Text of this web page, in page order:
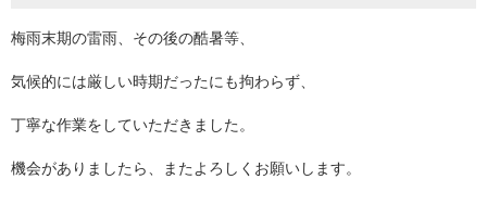
梅雨末期の雷雨、その後の酷暑等、
気候的には厳しい時期だったにも拘わらず、
丁寧な作業をしていただきました。
機会がありましたら、またよろしくお願いします。